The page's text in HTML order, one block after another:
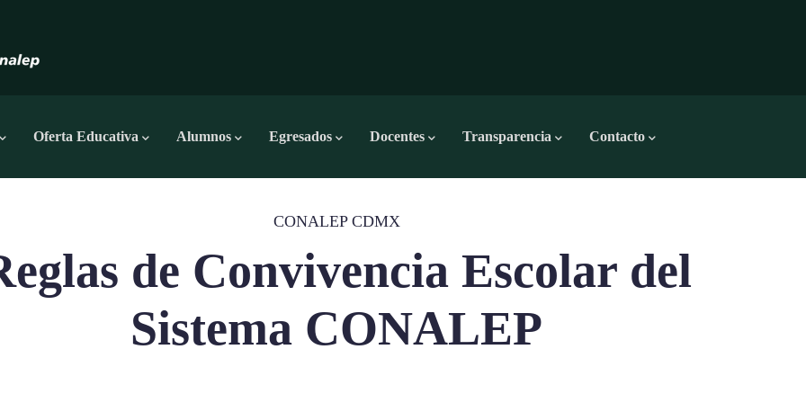
Oferta Educativa Alumnos Egresados Docentes Transparencia Contacto
CONALEP CDMX
de Convivencia Escolar del
Sistema CONALEP